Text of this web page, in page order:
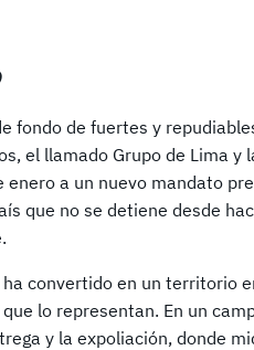
fondo de fuertes y
el llamado Grupo de Lima y
enero a un nuevo mandato
que no se detiene desde
ha convertido en un territorio
lo representan. En un
y la expoliación, donde